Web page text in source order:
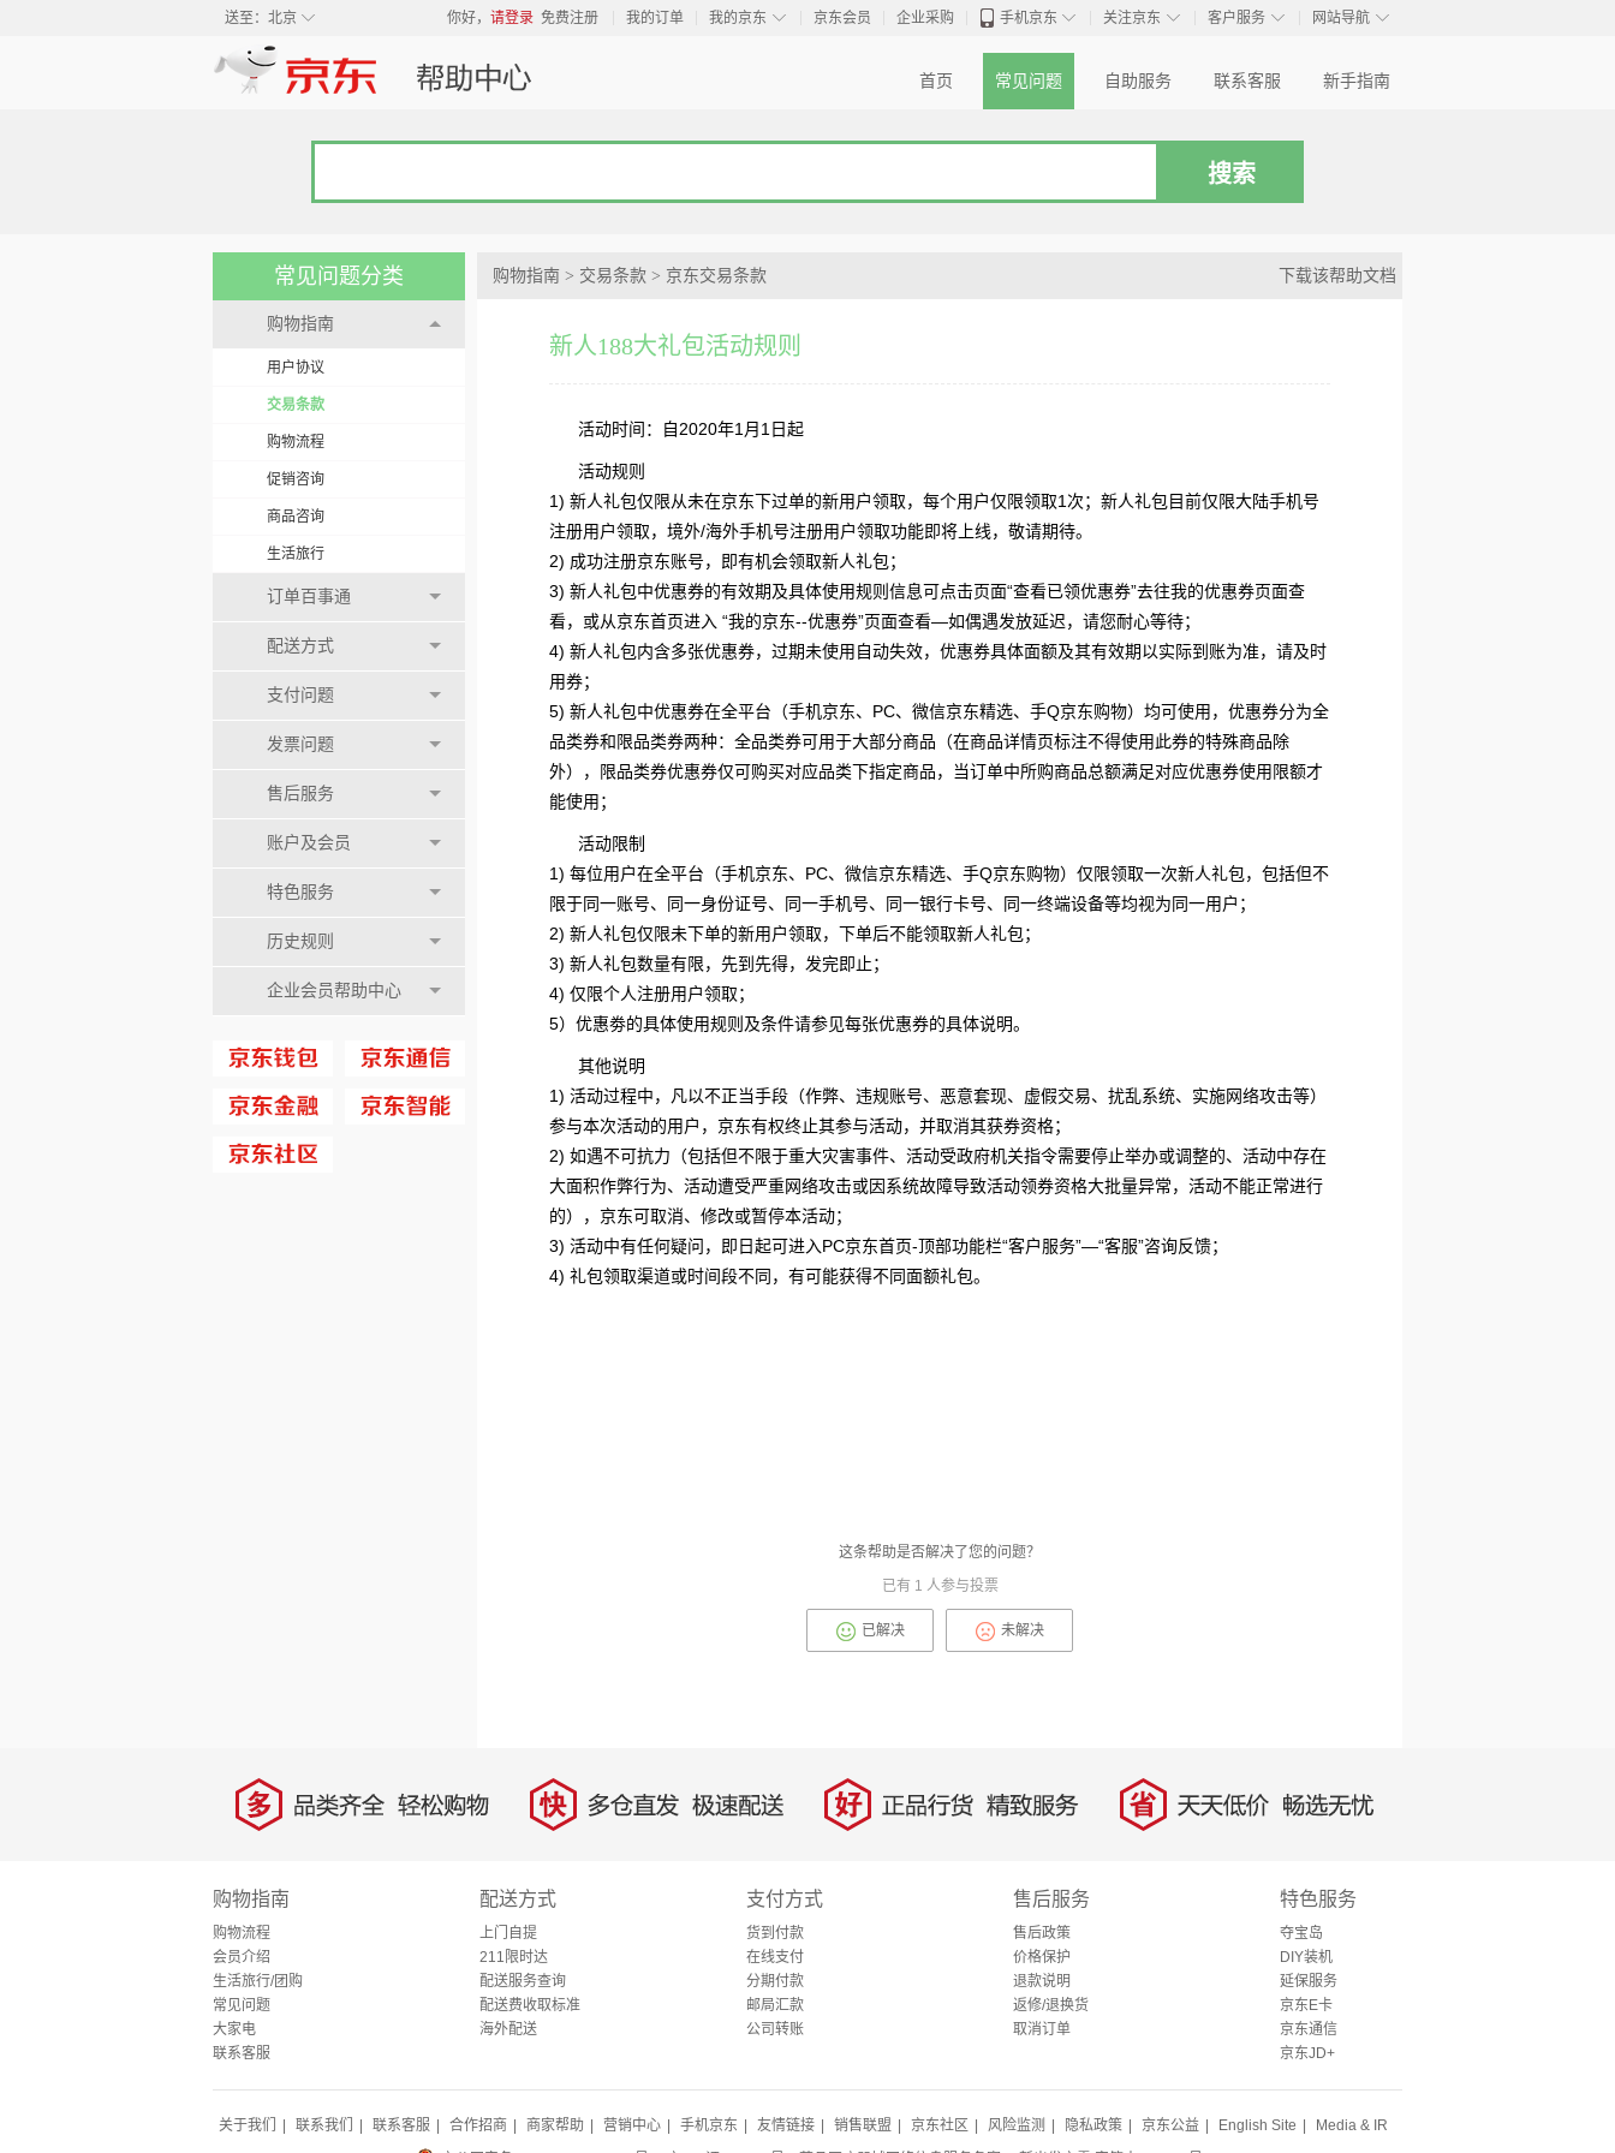
◇
送至： 北京 你好， 请登录 免费注册 我的订单 ◇
我的京东 京东会员 企业采购 ◇
手机京东 ◇
关注京东 ◇
客户服务 ◇
网站导航
首页 常见问题 自助服务 联系客服 新手指南
常见问题分类
购物指南
用户协议
交易条款
购物流程
促销咨询
商品咨询
生活旅行
订单百事通
配送方式
支付问题
发票问题
售后服务
账户及会员
特色服务
历史规则
企业会员帮助中心
购物指南 > 交易条款 > 京东交易条款 下载该帮助文档
新人188大礼包活动规则
活动时间：自2020年1月1日起
活动规则
1) 新人礼包仅限从未在京东下过单的新用户领取，每个用户仅限领取1次；新人礼包目前仅限大陆手机号
注册用户领取，境外/海外手机号注册用户领取功能即将上线，敬请期待。
2) 成功注册京东账号，即有机会领取新人礼包；
3) 新人礼包中优惠券的有效期及具体使用规则信息可点击页面“查看已领优惠券”去往我的优惠券页面查
看，或从京东首页进入 “我的京东--优惠券”页面查看—如偶遇发放延迟，请您耐心等待；
4) 新人礼包内含多张优惠券，过期未使用自动失效，优惠券具体面额及其有效期以实际到账为准，请及时
用券；
5) 新人礼包中优惠券在全平台（手机京东、PC、微信京东精选、手Q京东购物）均可使用，优惠券分为全
品类券和限品类券两种：全品类券可用于大部分商品（在商品详情页标注不得使用此券的特殊商品除
外），限品类券优惠券仅可购买对应品类下指定商品，当订单中所购商品总额满足对应优惠券使用限额才
能使用；
活动限制
1) 每位用户在全平台（手机京东、PC、微信京东精选、手Q京东购物）仅限领取一次新人礼包，包括但不
限于同一账号、同一身份证号、同一手机号、同一银行卡号、同一终端设备等均视为同一用户；
2) 新人礼包仅限未下单的新用户领取，下单后不能领取新人礼包；
3) 新人礼包数量有限，先到先得，发完即止；
4) 仅限个人注册用户领取；
5）优惠劵的具体使用规则及条件请参见每张优惠券的具体说明。
其他说明
1) 活动过程中，凡以不正当手段（作弊、违规账号、恶意套现、虚假交易、扰乱系统、实施网络攻击等）
参与本次活动的用户，京东有权终止其参与活动，并取消其获券资格；
2) 如遇不可抗力（包括但不限于重大灾害事件、活动受政府机关指令需要停止举办或调整的、活动中存在
大面积作弊行为、活动遭受严重网络攻击或因系统故障导致活动领券资格大批量异常，活动不能正常进行
的），京东可取消、修改或暂停本活动；
3) 活动中有任何疑问，即日起可进入PC京东首页-顶部功能栏“客户服务”—“客服”咨询反馈；
4) 礼包领取渠道或时间段不同，有可能获得不同面额礼包。
这条帮助是否解决了您的问题？
已有 1 人参与投票
已解决 未解决
多 品类齐全，轻松购物 快 多仓直发，极速配送 好 正品行货，精致服务 省 天天低价，畅选无忧
购物指南
购物流程
会员介绍
生活旅行/团购
常见问题
大家电
联系客服
配送方式
上门自提
211限时达
配送服务查询
配送费收取标准
海外配送
支付方式
货到付款
在线支付
分期付款
邮局汇款
公司转账
售后服务
售后政策
价格保护
退款说明
返修/退换货
取消订单
特色服务
夺宝岛
DIY装机
延保服务
京东E卡
京东通信
京东JD+
关于我们 联系我们 联系客服 合作招商 商家帮助 营销中心 手机京东 友情链接 销售联盟 京东社区 风险监测 隐私政策 京东公益 English Site Media & IR